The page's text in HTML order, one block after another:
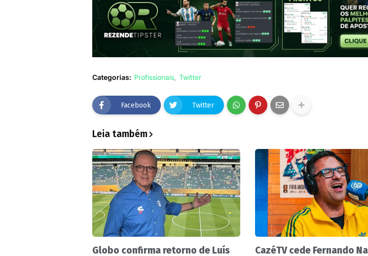
Categorias: Profissionais Twitter
Facebook Twitter
Leia também
Globo confirma retorno de Luís
CazéTV cede Fernando